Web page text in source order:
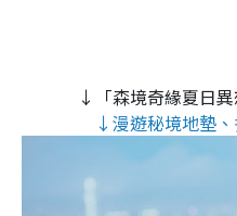
↓「森境奇緣夏日
↓漫遊秘境地墊